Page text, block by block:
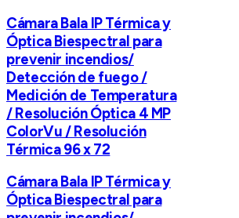
Cámara Bala IP Térmica y
Óptica Biespectral para
prevenir incendios/
Detección de fuego /
Medición de Temperatura
/ Resolución Óptica 4 MP
ColorVu / Resolución
Térmica 96 x 72
Cámara Bala IP Térmica y
Óptica Biespectral para